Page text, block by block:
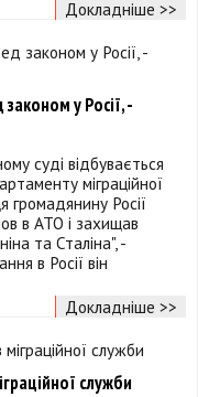
Докладніше >>
у Росії, -
суді відбувається
міграційної
Росії
в АТО і захищав
та Сталіна", -
в Росії він
Докладніше >>
служби